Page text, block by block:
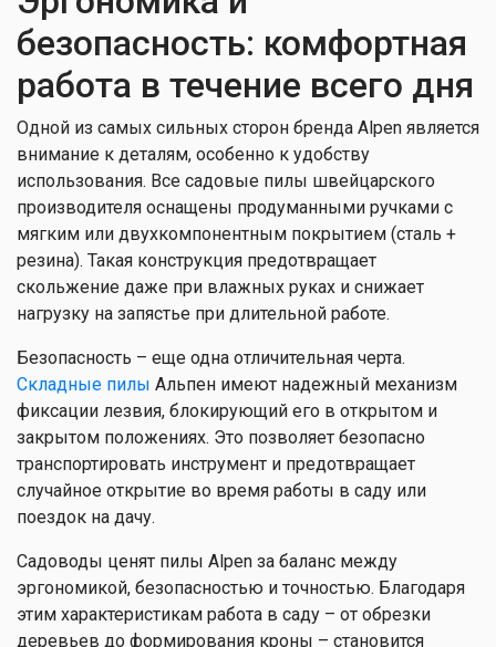
безопасность: комфортная
работа в течение всего дня
Одной из самых сильных сторон бренда Alpen является
внимание к деталям, особенно к удобству
использования. Все садовые пилы швейцарского
производителя оснащены продуманными ручками с
мягким или двухкомпонентным покрытием (сталь +
резина). Такая конструкция предотвращает
скольжение даже при влажных руках и снижает
нагрузку на запястье при длительной работе.
Безопасность – еще одна отличительная черта.
Складные пилы Альпен имеют надежный механизм
фиксации лезвия, блокирующий его в открытом и
закрытом положениях. Это позволяет безопасно
транспортировать инструмент и предотвращает
случайное открытие во время работы в саду или
поездок на дачу.
Садоводы ценят пилы Alpen за баланс между
эргономикой, безопасностью и точностью. Благодаря
этим характеристикам работа в саду – от обрезки
деревьев до формирования кроны – становится